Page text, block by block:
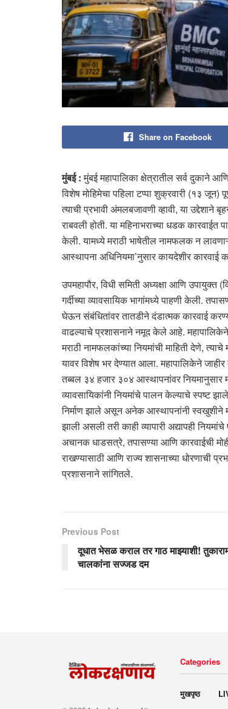
Share on Facebook
मुंबई :मुंबई महापालिका क्षेत्रातील सर्व दुकाने
विशेष मोहिमेचा पहिला टप्पा शुक्रवारी (१३ जून)
त्याची प्रभावी अंमलबजावणी व्हावी, या
राबवली होती. या महिनाभराच्या धडक
केली. यामध्ये मराठी भाषेतील नामफलक न
आस्थापना अधिनियमा’नुसार कायदेशीर कारवाई
उपमहापौर, विधी समिती अध्यक्षा आणि उपायुक्त
गर्दीच्या व्यावसायिक भागांमध्ये पाहणी केली.
घेऊन संबंधितांवर तातडीने दंडात्मक कारवाई
वाढल्याचे प्रशासनाने नमूद केले आहे. महापालिकेने
मराठी नामफलकांच्या नियमांची माहिती देणे,
यावर विशेष भर देण्यात आला. महापालिकेने
तब्बल ३४ हजार ३०४ आस्थापनांवर
व्यावसायिकांनी नियमांचे पालन केल्याचे स्पष्ट
निर्माण झाले असून अनेक आस्थापनांनी स्वखुशीने
झाली असली तरी काही व्यापारी अद्यापही
अचानक धाडसत्रे, तपासण्या आणि कारवाईची
राखण्यासाठी आणि राज्य शासनाच्या धोरणाची
प्रशासनाने सांगितले.
Previous Post
दूधात भेसळ कराल तर गाठ माझ्याशी!
चालकांना सज्जड दम
Categories
मुखपृष्ठ